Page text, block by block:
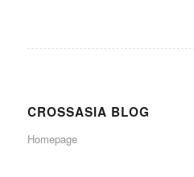
CROSSASIA BLOG
Homepage